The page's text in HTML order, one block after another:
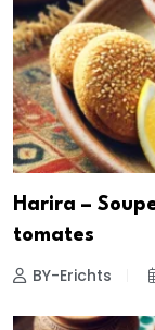
Harira –
tomates
BY-Erichts